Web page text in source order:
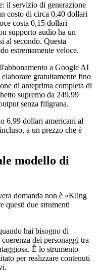
il servizio di generazione
costo di circa 0,40 dollari
costa 0,15 dollari
supporto audio ha un
al secondo. Questa
estremamente veloce.
a Google AI
gratuitamente fino
di anteprima completa di
supremo da 249,99
senza filigrana.
6,99 dollari americani al
a un prezzo che è
modello di
domanda non è «Kling
questi due strumenti
hai bisogno di
dei personaggi tra
È lo strumento
per realizzare contenuti